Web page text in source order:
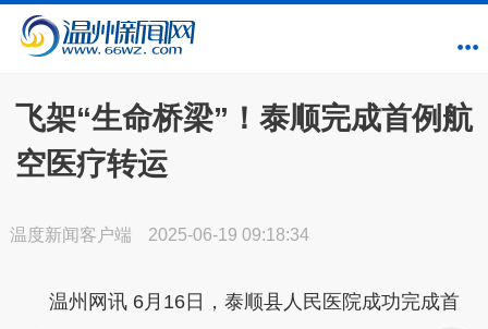
飞架“生命桥梁”！泰顺完成首例航
空医疗转运
温度新闻客户端 2025-06-19 09:18:34
温州网讯 6月16日，泰顺县人民医院成功完成首